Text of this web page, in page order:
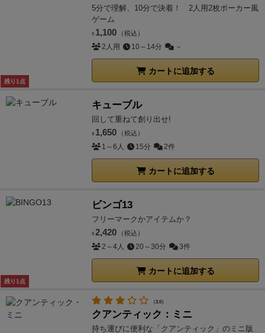
残り1点
5分で理解、10分で決着！ 2人用2枚ポーカー風
ゲーム
¥ 1,100 （税込）
2人用 10～14分 －
カートに追加する
キューブル
回して重ねて創り出せ!
¥ 1,650 （税込）
1～6人 15分 2件
カートに追加する
残り1点
ビンゴ13
フリーマークかアイテムか？
¥ 2,420 （税込）
2～4人 20～30分 3件
カートに追加する
（3.0）
クアンティック：ミニ
持ち運びに便利な「クアンティック」のミニ版